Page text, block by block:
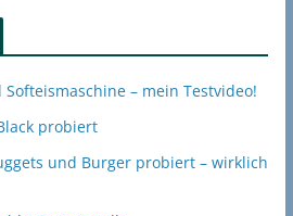
– mein Testvideo!
probiert
und Burger probiert – wirklich